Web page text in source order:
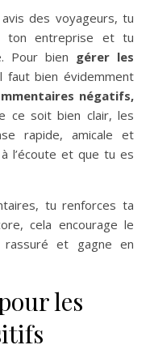
des voyageurs, tu
ton entreprise et tu
Pour bien gérer les
faut bien évidemment
négatifs,
ce soit bien clair, les
rapide, amicale et
l’écoute et que tu es
tu renforces ta
cela encourage le
et gagne en
les